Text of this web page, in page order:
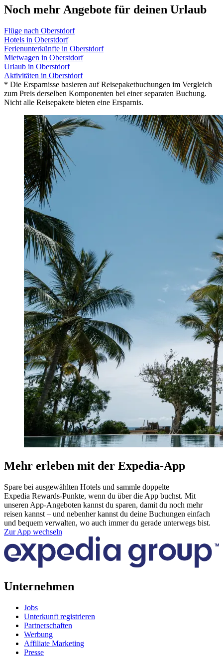
Noch mehr Angebote für deinen Urlaub
Flüge nach Oberstdorf
Hotels in Oberstdorf
Ferienunterkünfte in Oberstdorf
Mietwagen in Oberstdorf
Urlaub in Oberstdorf
Aktivitäten in Oberstdorf
* Die Ersparnisse basieren auf Reisepaketbuchungen im Vergleich
zum Preis derselben Komponenten bei einer separaten Buchung.
Nicht alle Reisepakete bieten eine Ersparnis.
Mehr erleben mit der Expedia-App
Spare bei ausgewählten Hotels und sammle doppelte
Expedia Rewards-Punkte, wenn du über die App buchst. Mit
unseren App-Angeboten kannst du sparen, damit du noch mehr
reisen kannst – und nebenher kannst du deine Buchungen einfach
und bequem verwalten, wo auch immer du gerade unterwegs bist.
Zur App wechseln
Unternehmen
Jobs
Unterkunft registrieren
Partnerschaften
Werbung
Affiliate Marketing
Presse